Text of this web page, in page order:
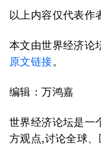
以上内容仅代表作
本文由世界经济论
原文链接。
编辑：万鸿嘉
世界经济论坛是一
方观点,讨论全球、